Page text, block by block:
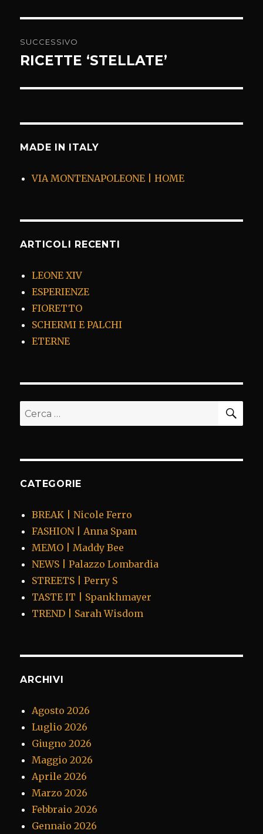
SUCCESSIVO
Articolo
RICETTE ‘STELLATE’
MADE IN ITALY
VIA MONTENAPOLEONE | HOME
ARTICOLI RECENTI
LEONE XIV
ESPERIENZE
FIORETTO
SCHERMI E PALCHI
ETERNE
Cerca:
CATEGORIE
BREAK | Nicole Ferro
FASHION | Anna Spam
MEMO | Maddy Bee
NEWS | Palazzo Lombardia
STREETS | Perry S
TASTE IT | Spankhmayer
TREND | Sarah Wisdom
ARCHIVI
Agosto 2026
Luglio 2026
Giugno 2026
Maggio 2026
Aprile 2026
Marzo 2026
Febbraio 2026
Gennaio 2026